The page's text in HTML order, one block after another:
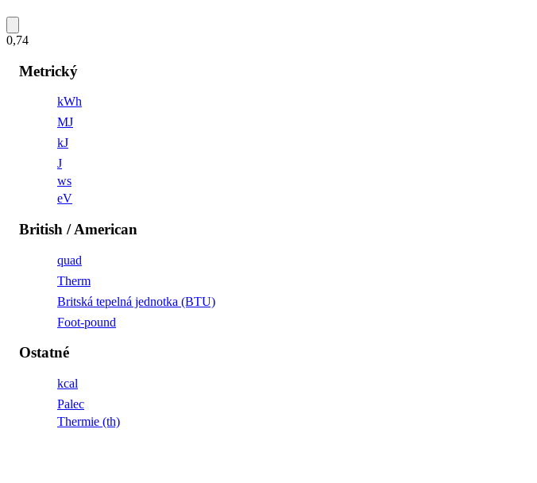
0,74
Metrický
kWh
MJ
kJ
J
ws
eV
British / American
quad
Therm
Britská tepelná jednotka (BTU)
Foot-pound
Ostatné
kcal
Palec
Thermie (th)